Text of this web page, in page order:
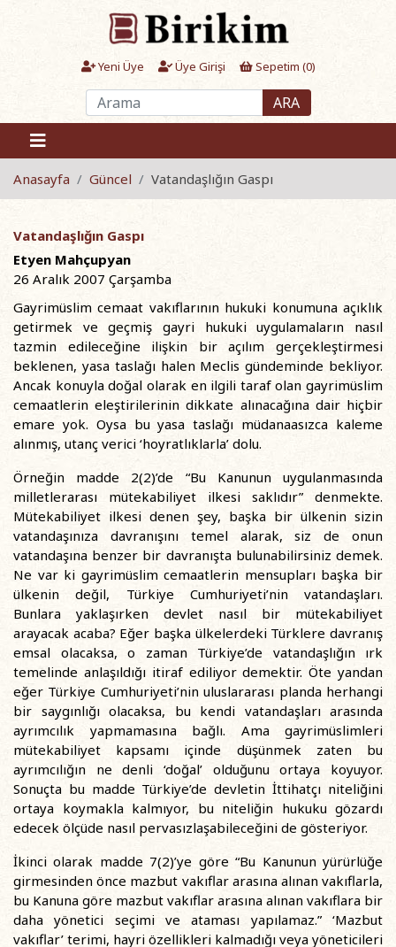
Yeni Üye Üye Girişi Sepetim (0)
ARA
Anasayfa Güncel Vatandaşlığın Gaspı
Vatandaşlığın Gaspı
Etyen Mahçupyan
26 Aralık 2007 Çarşamba
Gayrimüslim cemaat vakıflarının hukuki konumuna açıklık
getirmek ve geçmiş gayri hukuki uygulamaların nasıl
tazmin edileceğine ilişkin bir açılım gerçekleştirmesi
beklenen, yasa taslağı halen Meclis gündeminde bekliyor.
Ancak konuyla doğal olarak en ilgili taraf olan gayrimüslim
cemaatlerin eleştirilerinin dikkate alınacağına dair hiçbir
emare yok. Oysa bu yasa taslağı müdanaasızca kaleme
alınmış, utanç verici ‘hoyratlıklarla’ dolu.
Örneğin madde 2(2)’de “Bu Kanunun uygulanmasında
milletlerarası mütekabiliyet ilkesi saklıdır” denmekte.
Mütekabiliyet ilkesi denen şey, başka bir ülkenin sizin
vatandaşınıza davranışını temel alarak, siz de onun
vatandaşına benzer bir davranışta bulunabilirsiniz demek.
Ne var ki gayrimüslim cemaatlerin mensupları başka bir
ülkenin değil, Türkiye Cumhuriyeti’nin vatandaşları.
Bunlara yaklaşırken devlet nasıl bir mütekabiliyet
arayacak acaba? Eğer başka ülkelerdeki Türklere davranış
emsal olacaksa, o zaman Türkiye’de vatandaşlığın ırk
temelinde anlaşıldığı itiraf ediliyor demektir. Öte yandan
eğer Türkiye Cumhuriyeti’nin uluslararası planda herhangi
bir saygınlığı olacaksa, bu kendi vatandaşları arasında
ayrımcılık yapmamasına bağlı. Ama gayrimüslimleri
mütekabiliyet kapsamı içinde düşünmek zaten bu
ayrımcılığın ne denli ‘doğal’ olduğunu ortaya koyuyor.
Sonuçta bu madde Türkiye’de devletin İttihatçı niteliğini
ortaya koymakla kalmıyor, bu niteliğin hukuku gözardı
edecek ölçüde nasıl pervasızlaşabileceğini de gösteriyor.
İkinci olarak madde 7(2)’ye göre “Bu Kanunun yürürlüğe
girmesinden önce mazbut vakıflar arasına alınan vakıflarla,
bu Kanuna göre mazbut vakıflar arasına alınan vakıflara bir
daha yönetici seçimi ve ataması yapılamaz.” ‘Mazbut
vakıflar’ terimi, hayri özellikleri kalmadığı veya yöneticileri